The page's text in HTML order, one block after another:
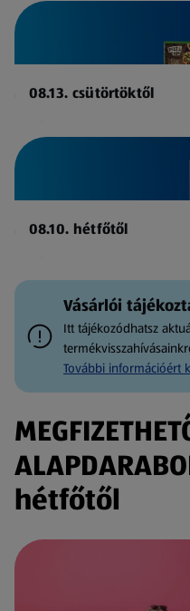
08.13. csütörtöktől
08.10. hétfőtől
Vásárlói
Itt tájékozódhatsz
További információért
hétfőtől